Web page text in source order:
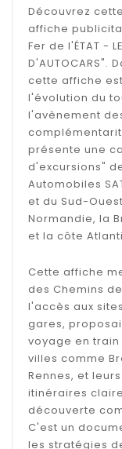
Découvrez
affiche
Fer de l'ÉTAT -
D'AUTOCARS".
cette affiche
l'évolution du
l'avènement
présente une
d'excursions"
Automobiles
et du Sud-
Normandie, la
et la côte
Cette affiche
des Chemins
l'accès aux
gares,
voyage en train
villes comme
Rennes, et
itinéraires
découverte
C'est un
les stratégies